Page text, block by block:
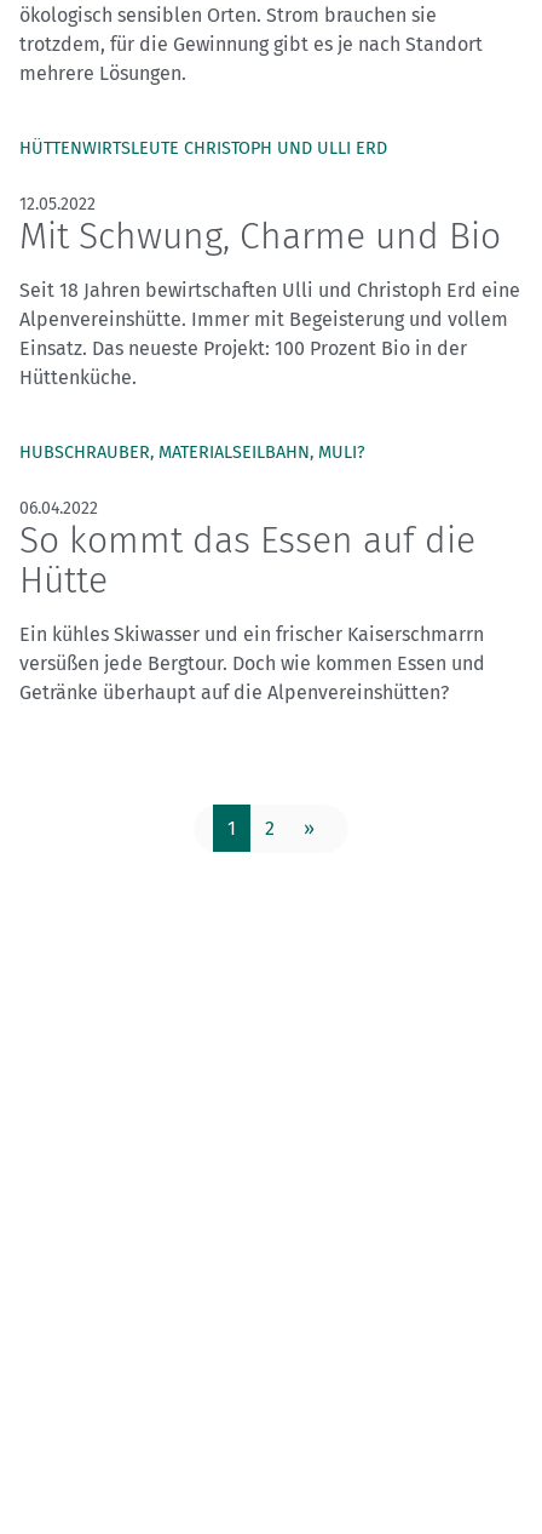
ökologisch sensiblen Orten. Strom brauchen sie
trotzdem, für die Gewinnung gibt es je nach Standort
mehrere Lösungen.
HÜTTENWIRTSLEUTE CHRISTOPH UND ULLI ERD
12.05.2022
Mit Schwung, Charme und Bio
Seit 18 Jahren bewirtschaften Ulli und Christoph Erd eine
Alpenvereinshütte. Immer mit Begeisterung und vollem
Einsatz. Das neueste Projekt: 100 Prozent Bio in der
Hüttenküche.
HUBSCHRAUBER, MATERIALSEILBAHN, MULI?
06.04.2022
So kommt das Essen auf die
Hütte
Ein kühles Skiwasser und ein frischer Kaiserschmarrn
versüßen jede Bergtour. Doch wie kommen Essen und
Getränke überhaupt auf die Alpenvereinshütten?
1 2 »